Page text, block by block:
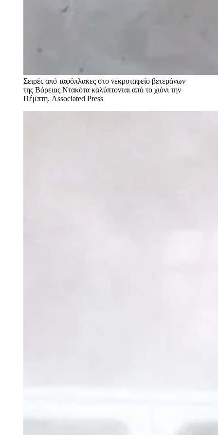
Σειρές από ταφόπλακες στο νεκροταφείο βετεράνων
της Βόρειας Ντακότα καλύπτονται από το χιόνι την
Πέμπτη. Associated Press